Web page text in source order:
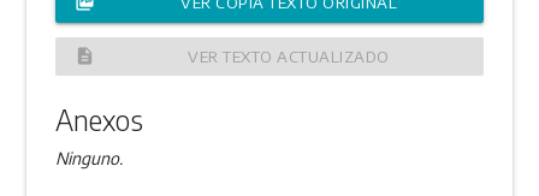
description VER TEXTO ACTUALIZADO
Anexos
Ninguno.